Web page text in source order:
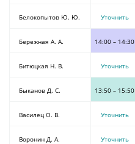
Белокопытов Ю. Ю. Уточнить
Бережная А. А. 14:00 – 14:30
Битюцкая Н. В. Уточнить
Быканов Д. С. 13:50 – 15:50
Василец О. В. Уточнить
Воронин Д. А. Уточнить